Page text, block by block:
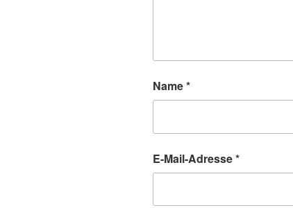
Name*
E-Mail-Adresse*